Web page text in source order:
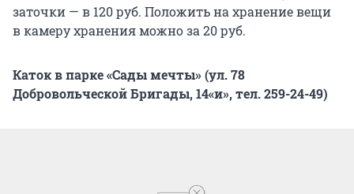
заточки — в 120 руб. Положить на хранение вещи
в камеру хранения можно за 20 руб.
Каток в парке «Сады мечты» (ул. 78
Добровольческой Бригады, 14«и», тел. 259-24-49)